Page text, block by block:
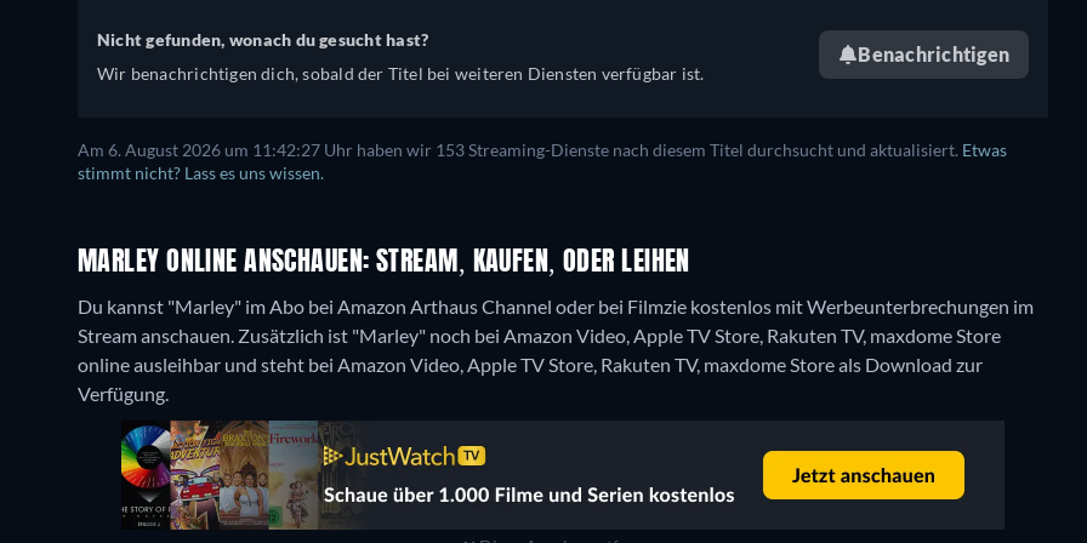
Nicht gefunden, wonach du gesucht hast?
Wir benachrichtigen dich, sobald der Titel bei weiteren Diensten verfügbar ist.
Benachrichtigen
Am 6. August 2026 um 11:42:27 Uhr haben wir 153 Streaming-Dienste nach diesem Titel durchsucht und aktualisiert. Etwas
stimmt nicht? Lass es uns wissen.
MARLEY ONLINE ANSCHAUEN: STREAM, KAUFEN, ODER LEIHEN
Du kannst "Marley" im Abo bei Amazon Arthaus Channel oder bei Filmzie kostenlos mit Werbeunterbrechungen im
Stream anschauen. Zusätzlich ist "Marley" noch bei Amazon Video, Apple TV Store, Rakuten TV, maxdome Store
online ausleihbar und steht bei Amazon Video, Apple TV Store, Rakuten TV, maxdome Store als Download zur
Verfügung.